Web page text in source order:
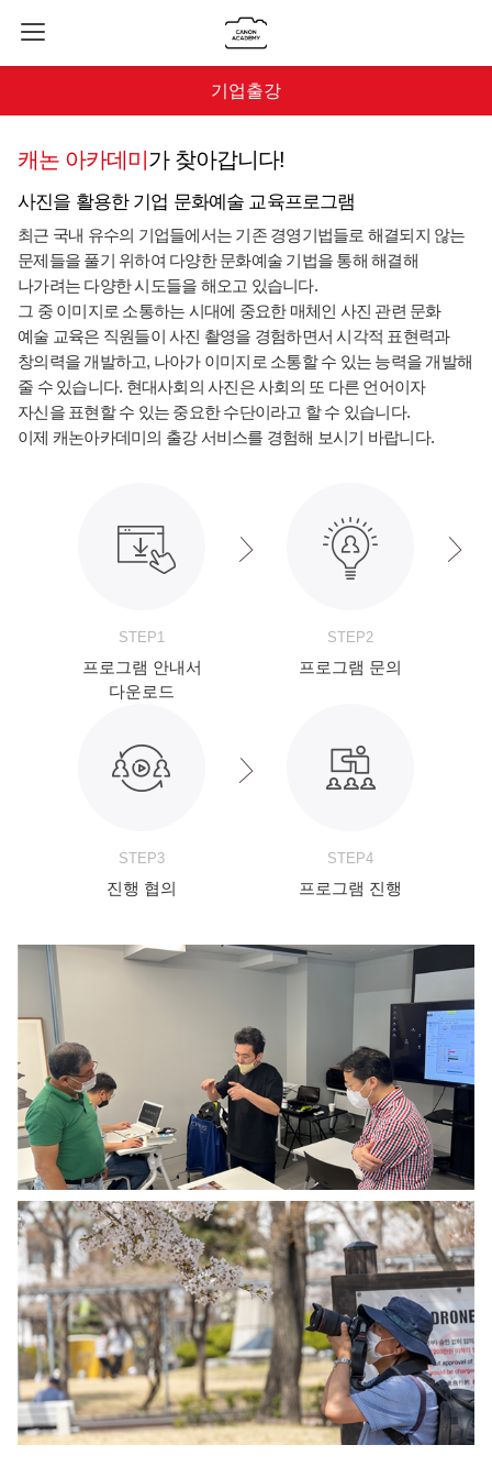
기업출강
캐논 아카데미 가 찾아갑니다!
사진을 활용한 기업 문화예술 교육프로그램
최근 국내 유수의 기업들에서는 기존 경영기법들로 해결되지 않는
문제들을 풀기 위하여 다양한 문화예술 기법을 통해 해결해
나가려는 다양한 시도들을 해오고 있습니다.
그 중 이미지로 소통하는 시대에 중요한 매체인 사진 관련 문화
예술 교육은 직원들이 사진 촬영을 경험하면서 시각적 표현력과
창의력을 개발하고, 나아가 이미지로 소통할 수 있는 능력을 개발해
줄 수 있습니다. 현대사회의 사진은 사회의 또 다른 언어이자
자신을 표현할 수 있는 중요한 수단이라고 할 수 있습니다.
이제 캐논아카데미의 출강 서비스를 경험해 보시기 바랍니다.
STEP1
프로그램 안내서
다운로드
STEP2
프로그램 문의
STEP3
진행 협의
STEP4
프로그램 진행